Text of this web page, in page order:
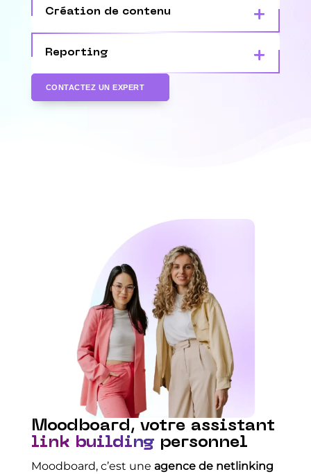
Création de contenu
Reporting
CONTACTEZ UN EXPERT
Moodboard, votre assistant
link building personnel
Moodboard, c’est une agence de netlinking